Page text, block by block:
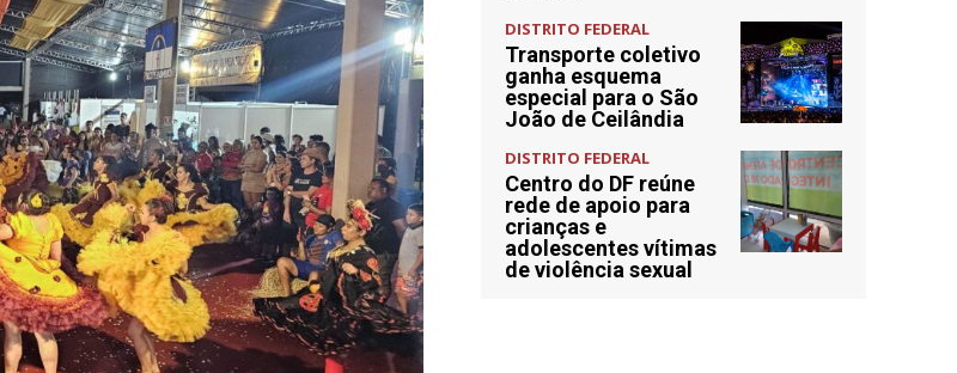
DISTRITO FEDERAL
Transporte coletivo
ganha esquema
especial para o São
João de Ceilândia
DISTRITO FEDERAL
Centro do DF reúne
rede de apoio para
crianças e
adolescentes vítimas
de violência sexual